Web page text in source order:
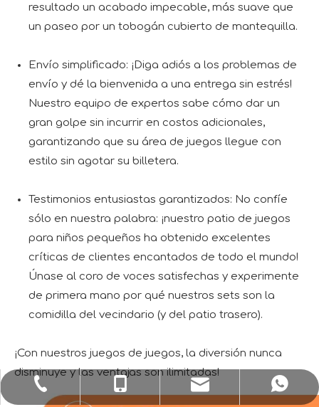
resultado un acabado impecable, más suave que
un paseo por un tobogán cubierto de mantequilla.
Envío simplificado: ¡Diga adiós a los problemas de
envío y dé la bienvenida a una entrega sin estrés!
Nuestro equipo de expertos sabe cómo dar un
gran golpe sin incurrir en costos adicionales,
garantizando que su área de juegos llegue con
estilo sin agotar su billetera.
Testimonios entusiastas garantizados: No confíe
sólo en nuestra palabra: ¡nuestro patio de juegos
para niños pequeños ha obtenido excelentes
críticas de clientes encantados de todo el mundo!
Únase al coro de voces satisfechas y experimente
de primera mano por qué nuestros sets son la
comidilla del vecindario (y del patio trasero).
¡Con nuestros juegos de juegos, la diversión nunca
disminuye y las ventajas son ilimitadas!
+86-577-67499999
+86-18066498819
sale1@huaxiatoys.com
+8618066498819